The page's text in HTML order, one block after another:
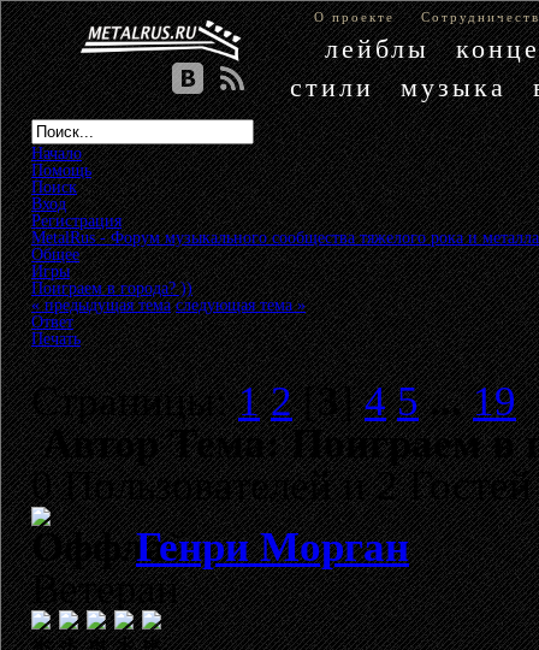
О проекте
лейблы
стили
музыка
Начало
Помощь
Поиск
Вход
Регистрация
MetalRus - Форум музыкального сообщества тяжелого рока и металла
Общее»
Игры»
Поиграем в города? ))
« предыдущая тема следующая тема »
Ответ
Печать
Страницы:1 2[3]4 5 ...19
АвторТема: Поиграем в
0 Пользователей и 2
Генри Морган
Ветеран